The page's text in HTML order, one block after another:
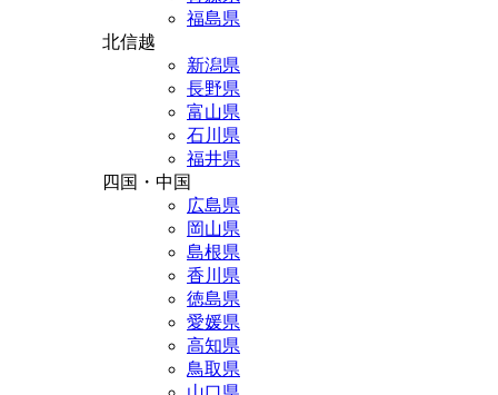
福島県
北信越
新潟県
長野県
富山県
石川県
福井県
四国・中国
広島県
岡山県
島根県
香川県
徳島県
愛媛県
高知県
鳥取県